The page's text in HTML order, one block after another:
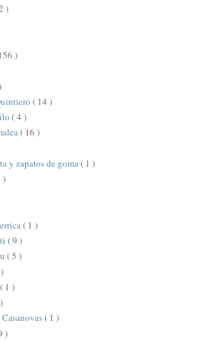
)
)
( 14 )
( 4 )
( 16 )
y zapatos de goma( 1 )
)
( 1 )
( 9 )
( 5 )
( 1 )
( 1 )
)